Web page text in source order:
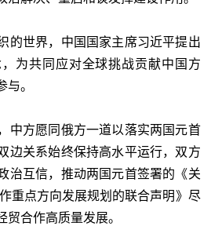
的世界，中国国家主席习近平提出
为共同应对全球挑战贡献中国方
与。
中方愿同俄方一道以落实两国元首
边关系始终保持高水平运行，双方
治互信，推动两国元首签署的《关
重点方向发展规划的联合声明》尽
合作高质量发展。